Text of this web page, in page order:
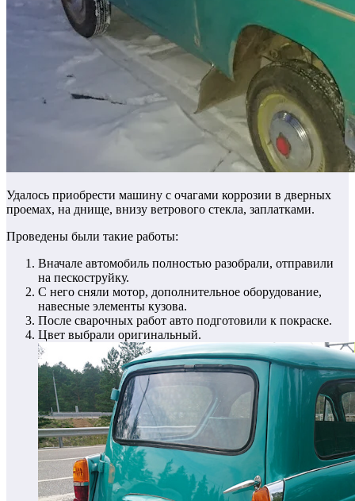
Удалось приобрести машину с очагами коррозии в дверных
проемах, на днище, внизу ветрового стекла, заплатками.
Проведены были такие работы:
Вначале автомобиль полностью разобрали, отправили
на пескоструйку.
С него сняли мотор, дополнительное оборудование,
навесные элементы кузова.
После сварочных работ авто подготовили к покраске.
Цвет выбрали оригинальный.